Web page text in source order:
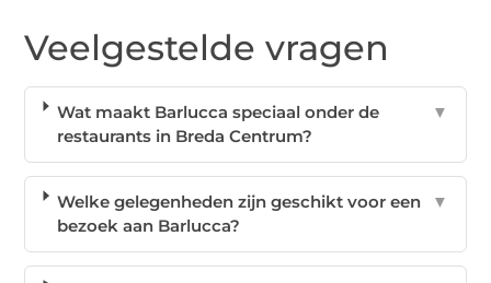
Veelgestelde vragen
Wat maakt Barlucca speciaal onder de
restaurants in Breda Centrum?
▼
Welke gelegenheden zijn geschikt voor een
bezoek aan Barlucca?
▼